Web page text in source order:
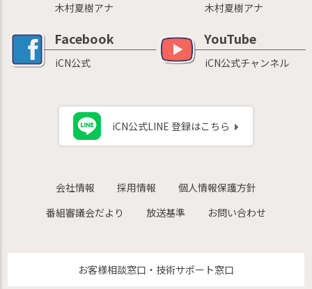
木村夏樹アナ
木村夏樹アナ
Facebook
iCN公式
YouTube
iCN公式チャンネル
iCN公式LINE 登録はこちら
会社情報 採用情報
個人情報保護方針
番組審議会だより
放送基準 お問い合わせ
お客様相談窓口・技術サポート窓口